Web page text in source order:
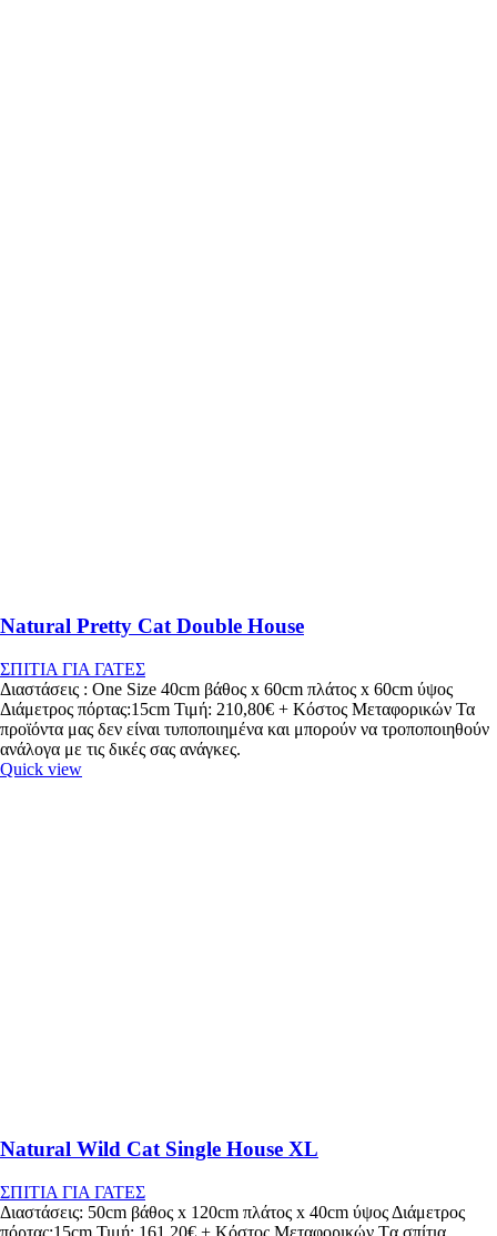
Natural Pretty Cat Double House
ΣΠΙΤΙΑ ΓΙΑ ΓΑΤΕΣ
Διαστάσεις : One Size 40cm βάθος x 60cm πλάτος x 60cm ύψος
Διάμετρος πόρτας:15cm Τιμή: 210,80€ + Κόστος Μεταφορικών Τα
προϊόντα μας δεν είναι τυποποιημένα και μπορούν να τροποποιηθούν
ανάλογα με τις δικές σας ανάγκες.
Quick view
Natural Wild Cat Single House XL
ΣΠΙΤΙΑ ΓΙΑ ΓΑΤΕΣ
Διαστάσεις: 50cm βάθος x 120cm πλάτος x 40cm ύψος Διάμετρος
πόρτας:15cm Τιμή: 161,20€ + Κόστος Μεταφορικών Tα σπίτια